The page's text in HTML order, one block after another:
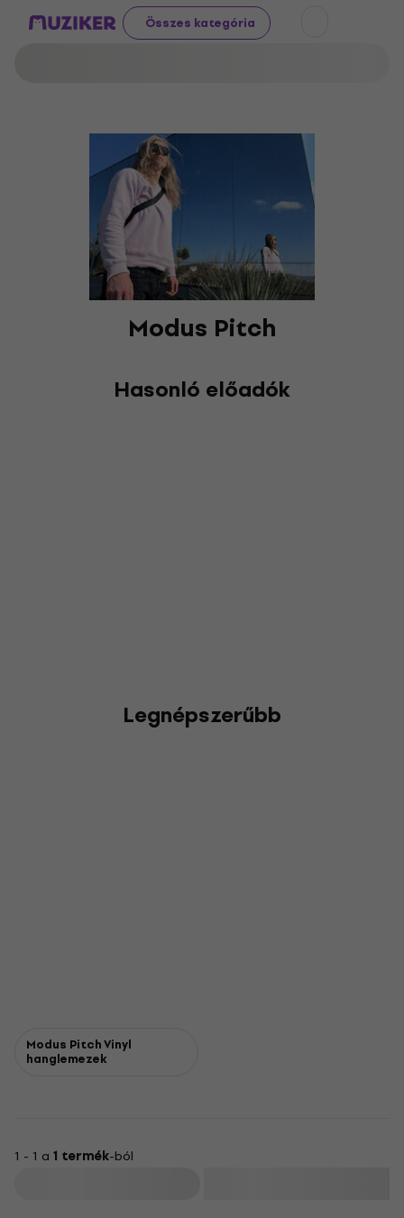
Összes kategória
Modus Pitch
Hasonló előadók
Legnépszerűbb
Modus Pitch Vinyl
hanglemezek
1 - 1 a 1 termék-ból